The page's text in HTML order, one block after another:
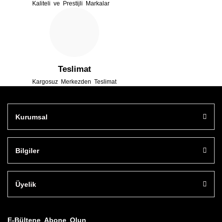
Kaliteli ve Prestijli Markalar
Teslimat
Kargosuz Merkezden Teslimat
Kurumsal
Bilgiler
Üyelik
E-Bültene Abone Olun